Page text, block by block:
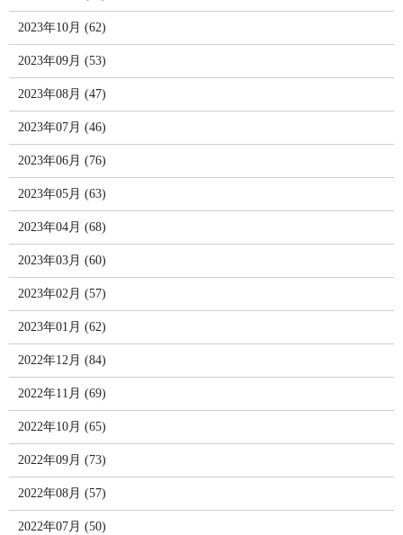
2023年10月 (62)
2023年09月 (53)
2023年08月 (47)
2023年07月 (46)
2023年06月 (76)
2023年05月 (63)
2023年04月 (68)
2023年03月 (60)
2023年02月 (57)
2023年01月 (62)
2022年12月 (84)
2022年11月 (69)
2022年10月 (65)
2022年09月 (73)
2022年08月 (57)
2022年07月 (50)